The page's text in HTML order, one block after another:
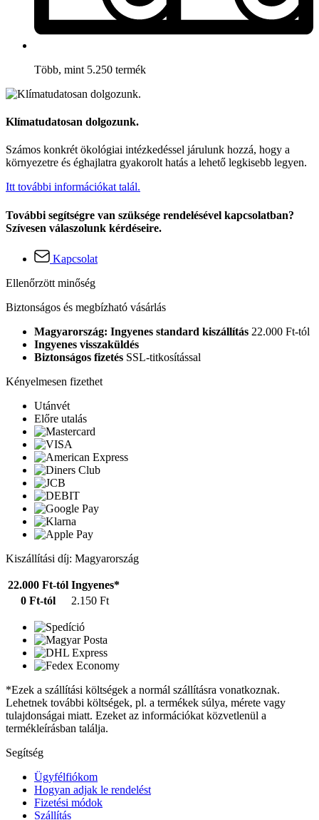
Több, mint 5.250 termék
Klímatudatosan dolgozunk.
Számos konkrét ökológiai intézkedéssel járulunk hozzá, hogy a
környezetre és éghajlatra gyakorolt hatás a lehető legkisebb legyen.
Itt további információkat talál.
További segítségre van szüksége rendelésével kapcsolatban?
Szívesen válaszolunk kérdéseire.
Kapcsolat
Ellenőrzött minőség
Biztonságos és megbízható vásárlás
Magyarország: Ingyenes standard kiszállítás 22.000 Ft-tól
Ingyenes visszaküldés
Biztonságos fizetés SSL-titkosítással
Kényelmesen fizethet
Utánvét
Előre utalás
Kiszállítási díj: Magyarország
22.000 Ft-tól Ingyenes*
0 Ft-tól
2.150 Ft
*Ezek a szállítási költségek a normál szállításra vonatkoznak.
Lehetnek további költségek, pl. a termékek súlya, mérete vagy
tulajdonságai miatt. Ezeket az információkat közvetlenül a
termékleírásban találja.
Segítség
Ügyfélfiókom
Hogyan adjak le rendelést
Fizetési módok
Szállítás